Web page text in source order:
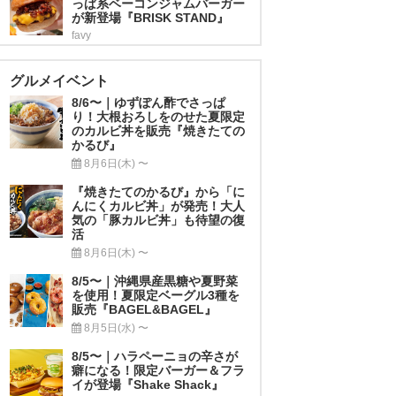
っぱ系ベーコンジャムバーガー
が新登場『BRISK STAND』
favy
グルメイベント
8/6〜｜ゆずぽん酢でさっぱ
り！大根おろしをのせた夏限定
のカルビ丼を販売『焼きたての
かるび』
8月6日(木) 〜
『焼きたてのかるび』から「に
んにくカルビ丼」が発売！大人
気の「豚カルビ丼」も待望の復
活
8月6日(木) 〜
8/5〜｜沖縄県産黒糖や夏野菜
を使用！夏限定ベーグル3種を
販売『BAGEL&BAGEL』
8月5日(水) 〜
8/5〜｜ハラペーニョの辛さが
癖になる！限定バーガー＆フラ
イが登場『Shake Shack』